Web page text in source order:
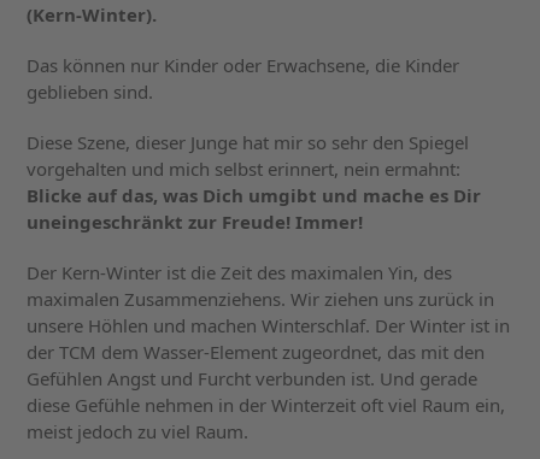
(Kern-Winter).
Das können nur Kinder oder Erwachsene, die Kinder
geblieben sind.
Diese Szene, dieser Junge hat mir so sehr den Spiegel
vorgehalten und mich selbst erinnert, nein ermahnt:
Blicke auf das, was Dich umgibt und mache es Dir
uneingeschränkt zur Freude! Immer!
Der Kern-Winter ist die Zeit des maximalen Yin, des
maximalen Zusammenziehens. Wir ziehen uns zurück in
unsere Höhlen und machen Winterschlaf. Der Winter ist in
der TCM dem Wasser-Element zugeordnet, das mit den
Gefühlen Angst und Furcht verbunden ist. Und gerade
diese Gefühle nehmen in der Winterzeit oft viel Raum ein,
meist jedoch zu viel Raum.